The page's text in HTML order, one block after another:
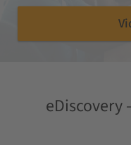
eDiscovery